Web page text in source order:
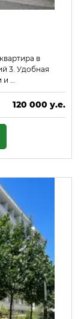
в
3. Удобная
…
120 000 у.е.
5 160 000 ₴